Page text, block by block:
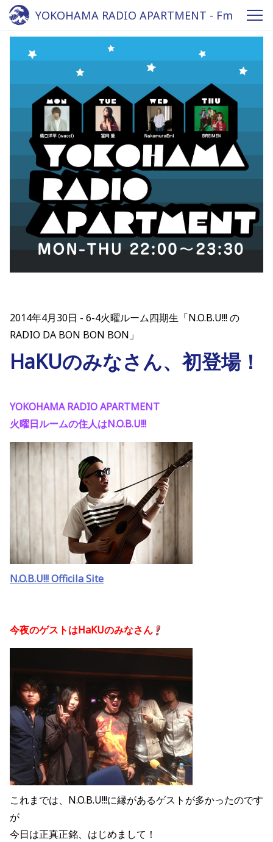
YOKOHAMA RADIO APARTMENT - Fm
yokohama 84.7
2014年4月30日
6-4火曜ルーム四期生「N.O.B.U!!! の
RADIO DA BON BON BON」
HaKUのみなさん、初登場！
YOKOHAMA RADIO APARTMENT
火曜日ルームの住人はN.O.B.U!!!
N.O.B.U!!! Officila Site
今夜のゲストはHaKUのみなさん
これまでは、N.O.B.U!!!に縁があるゲストが多かったのです
が
今日は正真正銘、はじめまして！